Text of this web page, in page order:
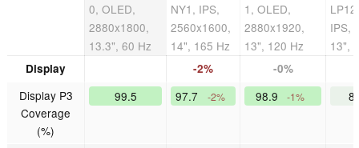
0, OLED,
2880x1800,
13.3", 60 Hz
NY1, IPS,
2560x1600,
14", 165 Hz
1, OLED,
2880x1920,
13", 120 Hz
IPS,
13",
Display -2% -0%
Display P3
Coverage
(%)
99.5 97.7 -2% 98.9 -1%